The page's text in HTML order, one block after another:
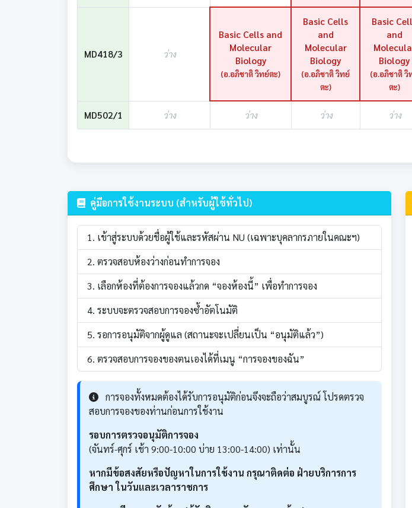
MD418/3 ว่าง
Basic Cells and
Molecular
Biology
(อ.อภิชาติ วิทย์ตะ)
Basic Cells
and
Molecular
Biology
(อ.อภิชาติ วิทย์
ตะ)
Basic
and
Biology
(อ.อภิชาติ วิ
ตะ)
MD502/1 ว่าง ว่าง ว่าง ว่าง
คู่มือการใช้งานระบบ (สำหรับผู้ใช้ทั่วไป)
เข้าสู่ระบบด้วยชื่อผู้ใช้และรหัสผ่าน NU (เฉพาะบุคลากรภายในคณะฯ)
ตรวจสอบห้องว่างก่อนทำการจอง
เลือกห้องที่ต้องการจองแล้วกด “จองห้องนี้” เพื่อทำการจอง
ระบบจะตรวจสอบการจองซ้ำอัตโนมัติ
รอการอนุมัติจากผู้ดูแล (สถานะจะเปลี่ยนเป็น “อนุมัติแล้ว”)
ตรวจสอบการจองของตนเองได้ที่เมนู “การจองของฉัน”
การจองทั้งหมดต้องได้รับการอนุมัติก่อนจึงจะถือว่าสมบูรณ์ โปรดตรวจ
สอบการจองของท่านก่อนการใช้งาน
รอบการตรวจอนุมัติการจอง
(จันทร์-ศุกร์ เช้า 9:00-10:00 บ่าย 13:00-14:00) เท่านั้น
หากมีข้อสงสัยหรือปัญหาในการใช้งาน กรุณาติดต่อ ฝ่ายบริการการ
ศึกษา ในวันและเวลาราชการ